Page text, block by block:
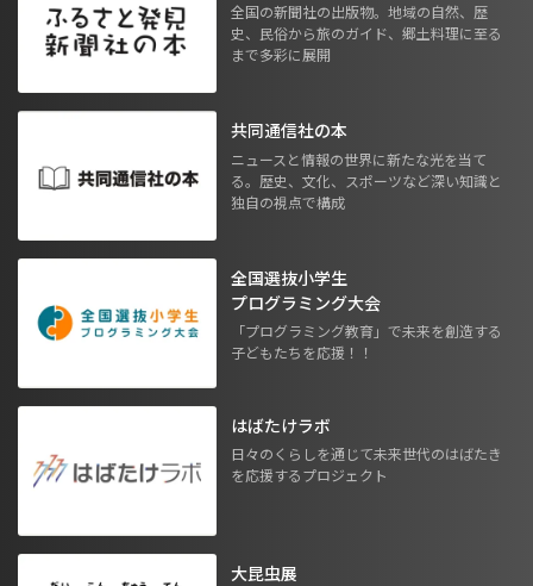
全国の新聞社の出版物。地域の自然、歴
史、民俗から旅のガイド、郷土料理に至る
まで多彩に展開
共同通信社の本
ニュースと情報の世界に新たな光を当て
る。歴史、文化、スポーツなど深い知識と
独自の視点で構成
全国選抜小学生
プログラミング大会
「プログラミング教育」で未来を創造する
子どもたちを応援！！
はばたけラボ
日々のくらしを通じて未来世代のはばたき
を応援するプロジェクト
大昆虫展